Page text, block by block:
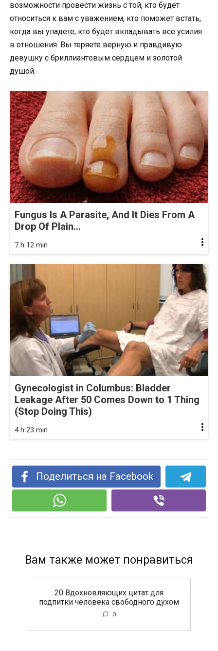
возможности провести жизнь с той, кто будет
относиться к вам с уважением, кто поможет встать,
когда вы упадете, кто будет вкладывать все усилия
в отношения. Вы теряете верную и правдивую
девушку с бриллиантовым сердцем и золотой
душой.
Fungus Is A Parasite, And It Dies From A
Drop Of Plain...
7 h 12 min
Gynecologist in Columbus: Bladder
Leakage After 50 Comes Down to 1 Thing
(Stop Doing This)
4 h 23 min
Поделиться на Facebook
Вам также может понравиться
20 Вдохновляющих цитат для
подпитки человека свободного духом
0